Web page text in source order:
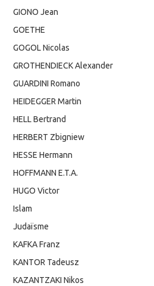
GIONO Jean
GOETHE
GOGOL Nicolas
GROTHENDIECK Alexander
GUARDINI Romano
HEIDEGGER Martin
HELL Bertrand
HERBERT Zbigniew
HESSE Hermann
HOFFMANN E.T.A.
HUGO Victor
Islam
Judaïsme
KAFKA Franz
KANTOR Tadeusz
KAZANTZAKI Nikos